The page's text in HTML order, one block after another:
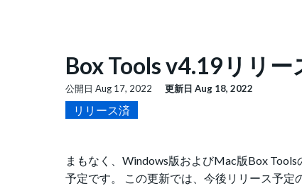
Box Tools v4.19リリー
公開日 Aug 17, 2022 更新日 Aug 18, 2022
リリース済
まもなく、Windows版およびMac版Box
予定です。 この更新では、今後リリース予定